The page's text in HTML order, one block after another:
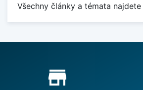
Všechny články a témata najdete
Proč nakupovat u nás?
store_mall_directory